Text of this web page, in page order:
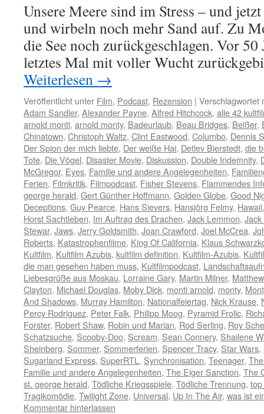
Unsere Meere sind im Stress – und
und wirbeln noch mehr Sand auf. Zu
die See noch zurückgeschlagen. Vor 50
letztes Mal mit voller Wucht
Weiterlesen →
Veröffentlicht unter Film, Podcast, Rezension | Verschlagwortet
Adam Sandler, Alexander Payne, Alfred Hitchcock, alle 42
arnold monti, arnold monty, Badeurlaub, Beau Bridges, Beißer,
Chinatown, Christoph Waltz, Clint Eastwood, Columbo, Dennis
Der Spion der mich liebte, Der weiße Hai, Detlev Bierstedt, die
Tote, Die Vögel, Disaster Movie, Diskussion, Double Indemnity,
McGregor, Eyes, Familie und andere Angelegenheiten,
Ferien, Filmkritik, Filmpodcast, Fisher Stevens, Flammendes
george herald, Gert Günther Hoffmann, Golden Globe, Good
Deceptions, Guy Pearce, Hans Sievers, Hansjörg Felmy, Hawaii
Horst Sachtleben, Im Auftrag des Drachen, Jack Lemmon, Jack
Stewar, Jaws, Jerry Goldsmith, Joan Crawford, Joel McCrea,
Roberts, Katastrophenfilme, King Of California, Klaus
Kultfilm, Kultfilm Azubis, kultfilm definition, Kultfilm-Azubis,
die man gesehen haben muss, Kultfilmpodcast,
Liebesgrüße aus Moskau, Lorraine Gary, Martin Milner,
Clayton, Michael Douglas, Moby Dick, monti arnold, monty,
And Shadows, Murray Hamilton, Nationalfeiertag, Nick Krause,
Percy Rodriguez, Peter Falk, Philipp Moog, Pyramid Frolic,
Forster, Robert Shaw, Robin und Marian, Rod Serling, Roy
Schatzsuche, Scooby-Doo, Scream, Sean Connery, Shailene
Sheinberg, Sommer, Sommerferien, Spencer Tracy, Star Wars,
Sugarland Express, SuperRTL , Synchronisation, Teenager,
Familie und andere Angelegenheiten, The Eiger Sanction, The
st. george herald, Tödliche Kriegsspiele, Tödliche Trennung,
Tragikomödie, Twilight Zone, Universal, Up In The Air, was ist
Kommentar hinterlassen